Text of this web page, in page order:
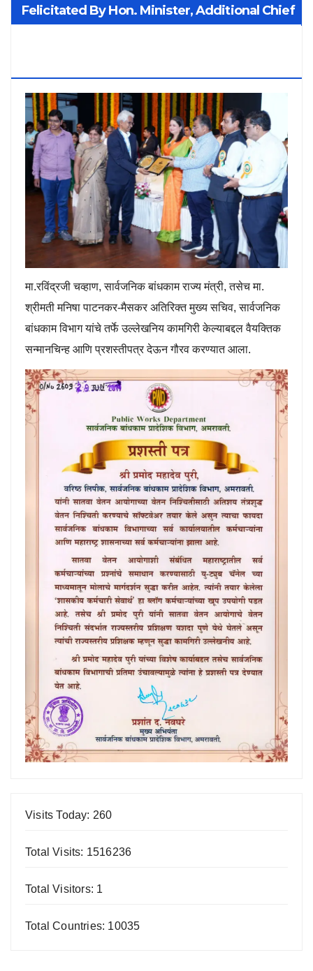
Felicitated By Hon. Minister, Additional Chief
मा.रविंद्रजी चव्हाण, सार्वजनिक बांधकाम राज्य मंत्री, तसेच मा.
श्रीमती मनिषा पाटनकर-मैसकर अतिरिक्त मुख्य सचिव, सार्वजनिक
बांधकाम विभाग यांचे तर्फे उल्लेखनिय कामगिरी केल्याबद्दल वैयक्तिक
सन्मानचिन्ह आणि प्रशस्तीपत्र देऊन गौरव करण्यात आला.
Visits Today: 260
Total Visits: 1516236
Total Visitors: 1
Total Countries: 10035